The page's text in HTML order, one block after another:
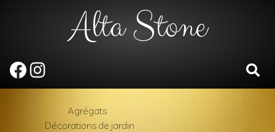
Alta Stone
Agrégats
Décorations de jardin